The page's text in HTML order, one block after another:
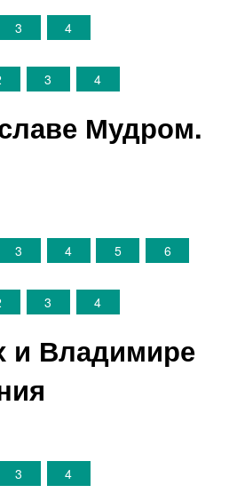
3 4
3 4
Мудром.
3 4 5 6
3 4
и Владимире
3 4